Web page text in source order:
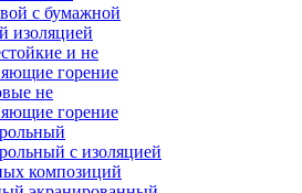
с бумажной
изоляцией
и не
горение
не
горение
с изоляцией
композиций